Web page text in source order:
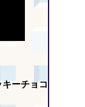
ーチョコ